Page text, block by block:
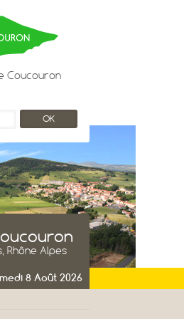
Rhône Alpes
8 Août 2026
Coucouron